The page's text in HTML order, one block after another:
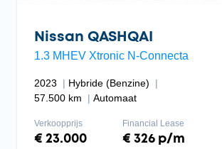
Nissan QASHQAI
1.3 MHEV Xtronic N-Connecta
2023
Hybride (Benzine)
57.500 km
Automaat
Verkoopprijs
€ 23.000
Financial Lease
€ 326 p/m